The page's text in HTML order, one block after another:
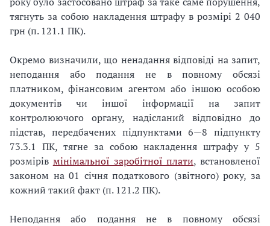
тягнуть за собою накладення штрафу в розмірі 2 040
грн (п. 121.1 ПК).
Окремо визначили, що ненадання відповіді на запит,
неподання або подання не в повному обсязі
платником, фінансовим агентом або іншою особою
документів чи іншої інформації на запит
контролюючого органу, надісланий відповідно до
підстав, передбачених підпунктами 6—8 підпункту
73.3.1 ПК, тягне за собою накладення штрафу у 5
розмірів мінімальної заробітної плати, встановленої
законом на 01 січня податкового (звітного) року, за
кожний такий факт (п. 121.2 ПК).
Неподання або подання не в повному обсязі